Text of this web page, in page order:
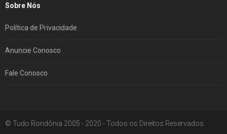
Sobre Nós
Política de Privacidade
Anuncie Conosco
Fale Conosco
© Tudo Rondônia 2005 - 2020 - Todos os Direitos Reservados.